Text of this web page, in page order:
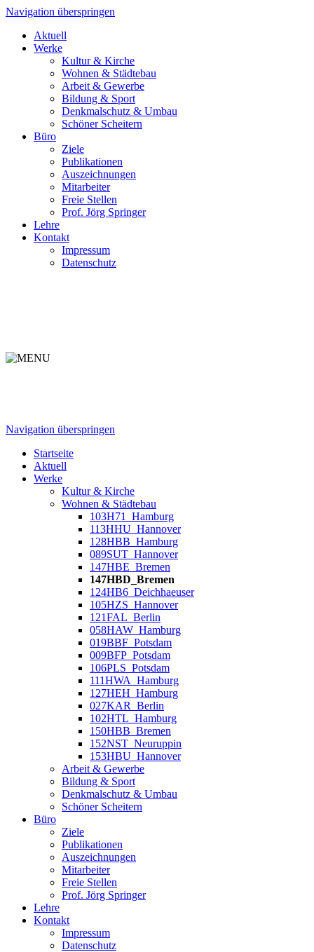
Navigation überspringen
Aktuell
Werke
Kultur & Kirche
Wohnen & Städtebau
Arbeit & Gewerbe
Bildung & Sport
Denkmalschutz & Umbau
Schöner Scheitern
Büro
Ziele
Publikationen
Auszeichnungen
Mitarbeiter
Freie Stellen
Prof. Jörg Springer
Lehre
Kontakt
Impressum
Datenschutz
Navigation überspringen
Startseite
Aktuell
Werke
Kultur & Kirche
Wohnen & Städtebau
103H71_Hamburg
113HHU_Hannover
128HBB_Hamburg
089SUT_Hannover
147HBE_Bremen
147HBD_Bremen
124HB6_Deichhaeuser
105HZS_Hannover
121FAL_Berlin
058HAW_Hamburg
019BBF_Potsdam
009BFP_Potsdam
106PLS_Potsdam
111HWA_Hamburg
127HEH_Hamburg
027KAR_Berlin
102HTL_Hamburg
150HBB_Bremen
152NST_Neuruppin
153HBU_Hannover
Arbeit & Gewerbe
Bildung & Sport
Denkmalschutz & Umbau
Schöner Scheitern
Büro
Ziele
Publikationen
Auszeichnungen
Mitarbeiter
Freie Stellen
Prof. Jörg Springer
Lehre
Kontakt
Impressum
Datenschutz